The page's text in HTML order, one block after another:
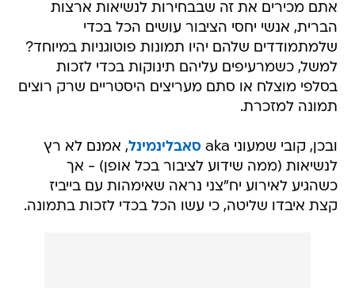
אתם מכירים את זה שבבחירות לנשיאות ארצות
הברית, אנשי יחסי הציבור עושים הכל בכדי
שלמתמודדים שלהם יהיו תמונות פוטוגניות במיוחד?
למשל, כשמרעיפים עליהם תינוקות בכדי לזכות
בסלפי מוצלח או סתם מעריצים היסטריים שרק רוצים
תמונה למזכרת.
ובכן, קובי שמעוני aka סאבלינמינל, אמנם לא רץ
לנשיאות (ממה שידוע לציבור בכל אופן) - אך
כשהגיע לאירוע יח"צני נראה שאימהות עם בייביז
קצת איבדו שליטה, כי עשו הכל בכדי לזכות בתמונה.